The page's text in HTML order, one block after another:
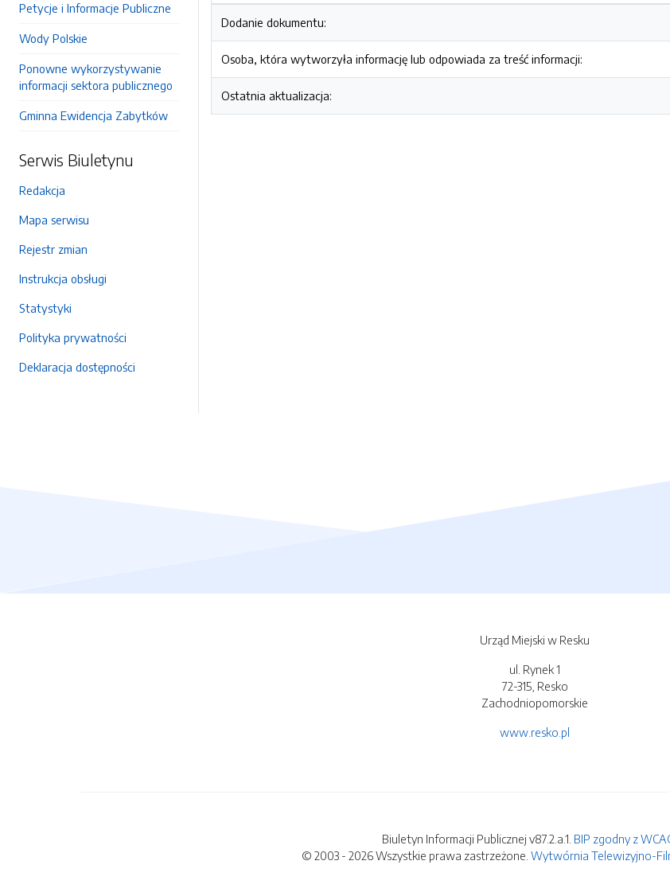
Petycje i Informacje Publiczne
Wody Polskie
Ponowne wykorzystywanie
informacji sektora publicznego
Gminna Ewidencja Zabytków
Serwis Biuletynu
Redakcja
Mapa serwisu
Rejestr zmian
Instrukcja obsługi
Statystyki
Polityka prywatności
Deklaracja dostępności
Dodanie dokumentu:
Osoba, która wytworzyła informację lub odpowiada za treść informacji:
Ostatnia aktualizacja:
Urząd Miejski w Resku
ul. Rynek 1
72-315, Resko
Zachodniopomorskie
www.resko.pl
Biuletyn Informacji Publicznej v87.2.a.1. BIP zgodny z
© 2003 - 2026 Wszystkie prawa zastrzeżone. Wytwórnia Telewizyjno-